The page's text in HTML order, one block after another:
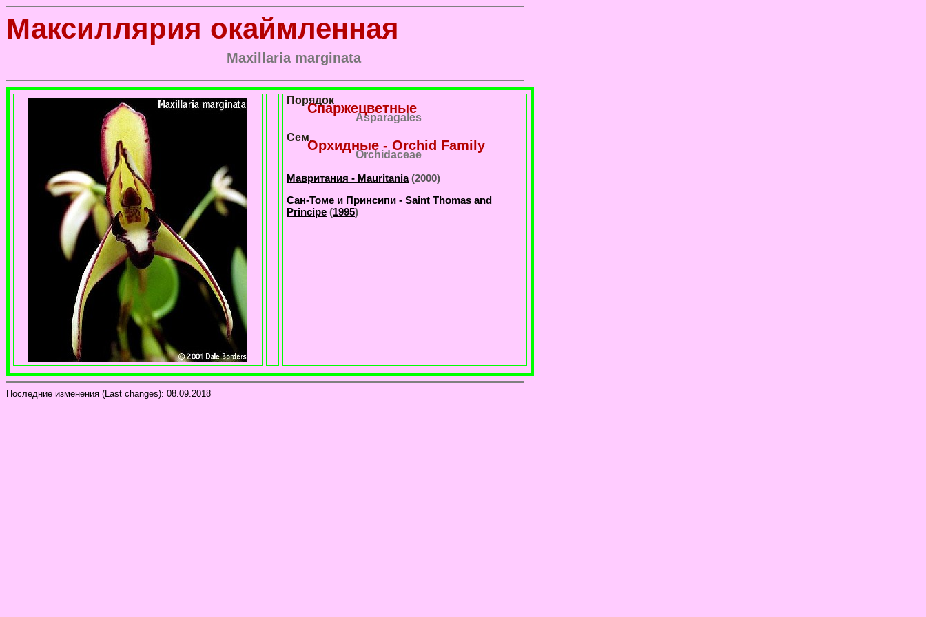
Максиллярия окаймленная
Maxillaria marginata
Порядок
Спаржецветные
Asparagales
Сем.
Орхидные - Orchid Family
Orchidaceae
Мавритания - Mauritania(2000)
Сан-Томе и Принсипи - Saint Thomas and
Principe (1995)
Последние изменения (Last changes): 08.09.2018